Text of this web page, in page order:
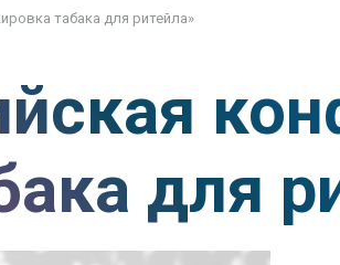
табака для ритейла»
для